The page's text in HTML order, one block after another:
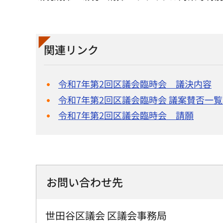
関連リンク
令和7年第2回区議会臨時会 議決内容
令和7年第2回区議会臨時会 議案賛否一
令和7年第2回区議会臨時会 請願
お問い合わせ先
世田谷区議会 区議会事務局